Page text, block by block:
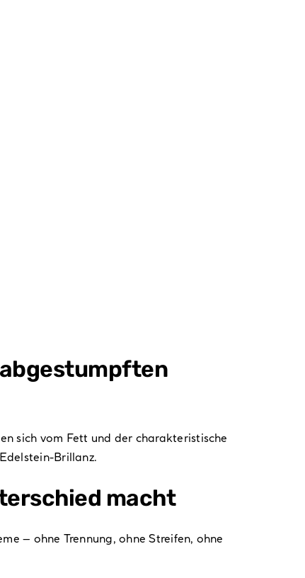
sich vom Fett und der charakteristische
Brillanz.
macht
– ohne Trennung, ohne Streifen, ohne